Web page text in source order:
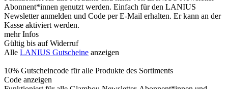
Abonnent*innen genutzt werden. Einfach für den LANIUS
Newsletter anmelden und Code per E-Mail erhalten. Er kann an der
Kasse aktiviert werden.
mehr Infos
Gültig bis auf Widerruf
Alle LANIUS Gutscheine anzeigen
10% Gutscheincode für alle Produkte des Sortiments
Code anzeigen